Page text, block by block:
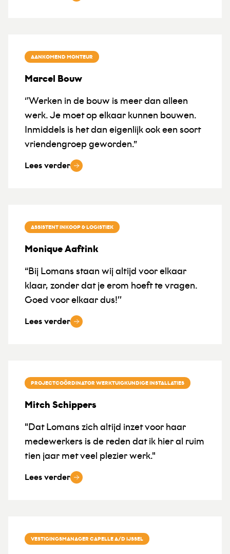
AANKOMEND MONTEUR
Marcel Bouw
‘’Werken in de bouw is meer dan alleen
werk. Je moet op elkaar kunnen bouwen.
Inmiddels is het dan eigenlijk ook een soort
vriendengroep geworden.”
Lees verder
ASSISTENT INKOOP & LOGISTIEK
Monique Aaftink
“Bij Lomans staan wij altijd voor elkaar
klaar, zonder dat je erom hoeft te vragen.
Goed voor elkaar dus!’’
Lees verder
PROJECTCOÖRDINATOR WERKTUIGKUNDIGE INSTALLATIES
Mitch Schippers
"Dat Lomans zich altijd inzet voor haar
medewerkers is de reden dat ik hier al ruim
tien jaar met veel plezier werk."
Lees verder
VESTIGINGSMANAGER CAPELLE A/D IJSSEL